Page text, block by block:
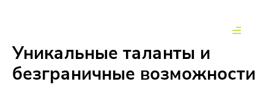
Уникальные таланты и
безграничные возможности